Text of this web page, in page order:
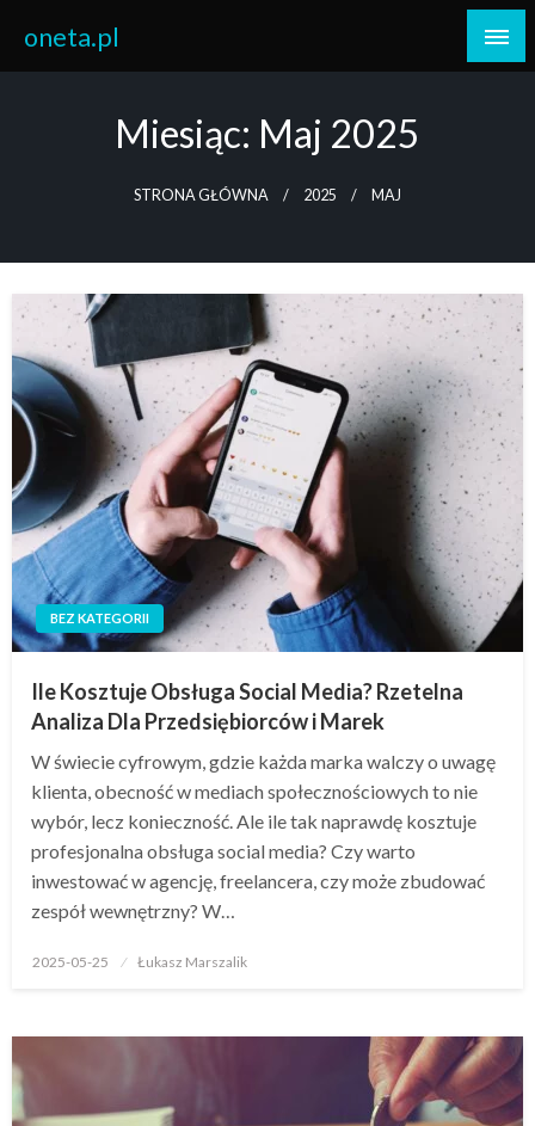
content
oneta.pl
Miesiąc: Maj 2025
STRONA GŁÓWNA 2025 MAJ
BEZ KATEGORII
Ile Kosztuje Obsługa Social Media? Rzetelna
Analiza Dla Przedsiębiorców i Marek
W świecie cyfrowym, gdzie każda marka walczy o uwagę
klienta, obecność w mediach społecznościowych to nie
wybór, lecz konieczność. Ale ile tak naprawdę kosztuje
profesjonalna obsługa social media? Czy warto
inwestować w agencję, freelancera, czy może zbudować
zespół wewnętrzny? W…
Opublikowane
2025-05-25 Łukasz Marszalik